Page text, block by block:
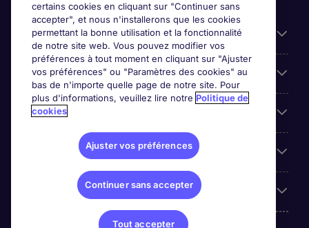
Candidats
Entreprises
Contact
Les avis Google
Nos offres d'emploi
certains cookies en cliquant sur "Continuer sans
accepter", et nous n'installerons que les cookies
permettant la bonne utilisation et la fonctionnalité
de notre site web. Vous pouvez modifier vos
préférences à tout moment en cliquant sur "Ajuster
vos préférences" ou "Paramètres des cookies" au
bas de n'importe quelle page de notre site. Pour
plus d'informations, veuillez lire notre Politique de
cookies
Ajuster vos préférences
Continuer sans accepter
Tout accepter